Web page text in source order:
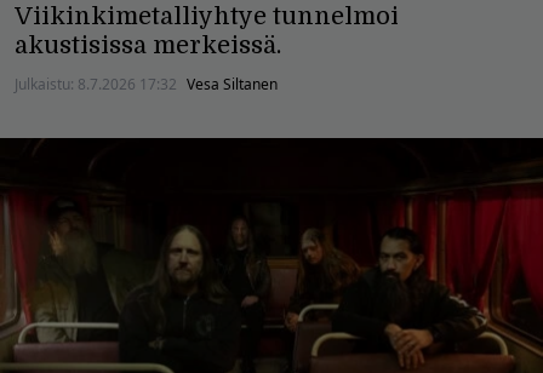
Viikinkimetalliyhtye tunnelmoi
akustisissa merkeissä.
Julkaistu: 8.7.2026 17:32 Vesa Siltanen